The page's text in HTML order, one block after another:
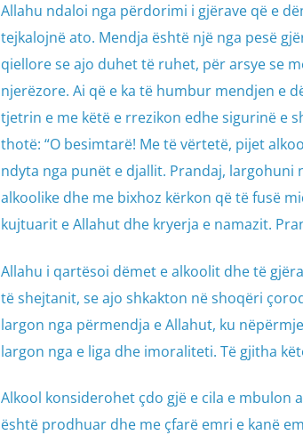
Allahu ndaloi nga përdorimi i gjërave që e
tejkalojnë ato. Mendja është një nga pesë
qiellore se ajo duhet të ruhet, për arsye se
njerëzore. Ai që e ka të humbur mendjen e
tjetrin e me këtë e rrezikon edhe sigurinë e
thotë: “O besimtarë! Me të vërtetë, pijet
ndyta nga punët e djallit. Prandaj,
alkoolike dhe me bixhoz kërkon që të fusë
kujtuarit e Allahut dhe kryerja e namazit.
Allahu i qartësoi dëmet e alkoolit dhe të
të shejtanit, se ajo shkakton në shoqëri
largon nga përmendja e Allahut, ku
largon nga e liga dhe imoraliteti. Të gjitha
Alkool konsiderohet çdo gjë e cila e mbulon
është prodhuar dhe me çfarë emri e kanë